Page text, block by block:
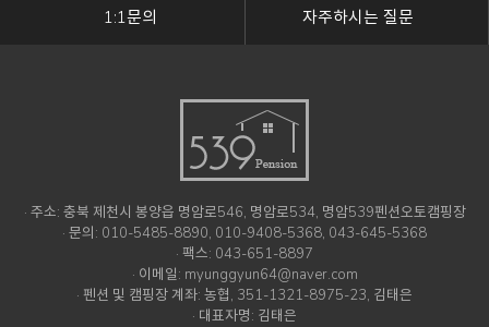
1:1문의 자주하시는 질문
· 주소: 충북 제천시 봉양읍 명암로546, 명암로534, 명암539펜션오토캠핑장
· 문의: 010-5485-8890, 010-9408-5368, 043-645-5368
· 팩스: 043-651-8897
· 이메일: myunggyun64@naver.com
· 펜션 및 캠핑장 계좌: 농협, 351-1321-8975-23, 김태은
· 대표자명: 김태은